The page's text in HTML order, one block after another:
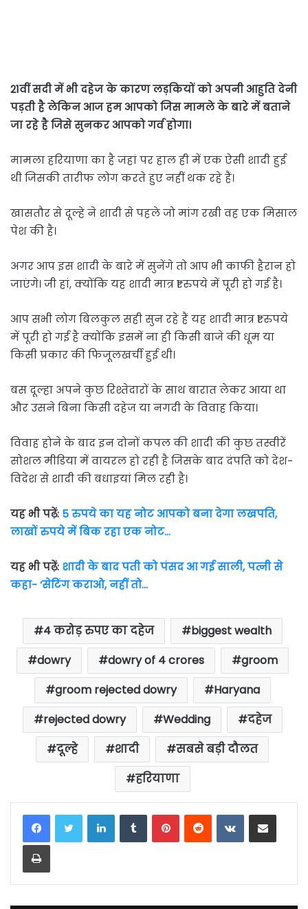
21वीं सदी में भी दहेज के कारण लड़कियों को अपनी आहुति देनी
पड़ती है लेकिन आज हम आपको जिस मामले के बारे में बताने
जा रहे है जिसे सुनकर आपको गर्व होगा।
मामला हरियाणा का है जहां पर हाल ही में एक ऐसी शादी हुई
थी जिसकी तारीफ लोग करते हुए नहीं थक रहे हैं।
खासतौर से दूल्हे ने शादी से पहले जो मांग रखी वह एक मिसाल
पेश की है।
अगर आप इस शादी के बारे में सुनेंगे तो आप भी काफी हैरान हो
जाएंगे। जी हां, क्योंकि यह शादी मात्र ₹1 रुपये में पूरी हो गई है।
आप सभी लोग बिलकुल सही सुन रहे हैं यह शादी मात्र ₹1 रुपये
में पूरी हो गई है क्योंकि इसमें ना ही किसी बाजे की धूम या
किसी प्रकार की फिजूलखर्ची हुई थी।
बस दूल्हा अपने कुछ रिश्तेदारों के साथ बारात लेकर आया था
और उसने बिना किसी दहेज या नगदी के विवाह किया।
विवाह होने के बाद इन दोनों कपल की शादी की कुछ तस्वीरें
सोशल मीडिया में वायरल हो रही है जिसके बाद दंपति को देश-
विदेश से शादी की बधाइयां मिल रही है।
यह भी पढ़ें: 5 रुपये का यह नोट आपको बना देगा लखपति,
लाखों रुपये में बिक रहा एक नोट…
यह भी पढ़ें: शादी के बाद पती को पंसद आ गई साली, पत्नी से
कहा- ‘सेटिंग कराओ, नहीं तो…
4 करोड़ रुपए का दहेज
biggest wealth
dowry
dowry of 4 crores
groom
groom rejected dowry
Haryana
rejected dowry
Wedding
दहेज
दूल्हे
शादी
सबसे बड़ी दौलत
हरियाणा
LinkedInTumblrPinterestReddit VKontakteShare via Email
Print